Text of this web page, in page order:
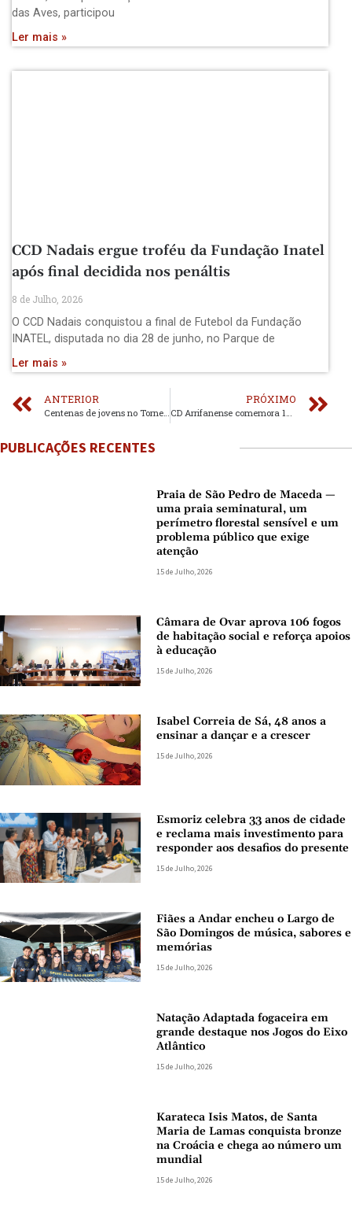
das Aves, participou
Ler mais »
CCD Nadais ergue troféu da Fundação Inatel
após final decidida nos penáltis
8 de Julho, 2026
O CCD Nadais conquistou a final de Futebol da Fundação
INATEL, disputada no dia 28 de junho, no Parque de
Ler mais »
ANTERIOR
Centenas de jovens no Torneio Forte Paixão
PRÓXIMO
CD Arrifanense comemora 102 anos
PUBLICAÇÕES RECENTES
Praia de São Pedro de Maceda —
uma praia seminatural, um
perímetro florestal sensível e um
problema público que exige
atenção
15 de Julho, 2026
Câmara de Ovar aprova 106 fogos
de habitação social e reforça apoios
à educação
15 de Julho, 2026
Isabel Correia de Sá, 48 anos a
ensinar a dançar e a crescer
15 de Julho, 2026
Esmoriz celebra 33 anos de cidade
e reclama mais investimento para
responder aos desafios do presente
15 de Julho, 2026
Fiães a Andar encheu o Largo de
São Domingos de música, sabores e
memórias
15 de Julho, 2026
Natação Adaptada fogaceira em
grande destaque nos Jogos do Eixo
Atlântico
15 de Julho, 2026
Karateca Isis Matos, de Santa
Maria de Lamas conquista bronze
na Croácia e chega ao número um
mundial
15 de Julho, 2026